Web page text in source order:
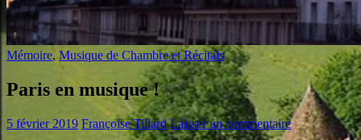
Mémoire, Musique de Chambre et Récitals
Paris en musique !
5 février 2019 Françoise Tillard Laisser un commentaire